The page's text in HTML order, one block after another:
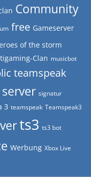
Community
free Gameserver
of the storm
Clan musicbot
teamspeak
server signatur
3 teamspeak Teamspeak3
ts3 ts3 bot
Werbung Xbox Live